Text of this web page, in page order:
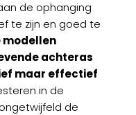
de ophanging
te zijn en goed te
modellen
achteras
maar effectief
in de
de